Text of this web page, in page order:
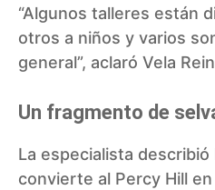
“Algunos talleres están
otros a niños y varios
general”, aclaró Vela
Un fragmento de
La especialista
convierte al Percy Hill